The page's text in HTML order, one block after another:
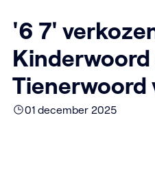
'6 7'
Kinderwoord
Tienerwoord
01 december 2025